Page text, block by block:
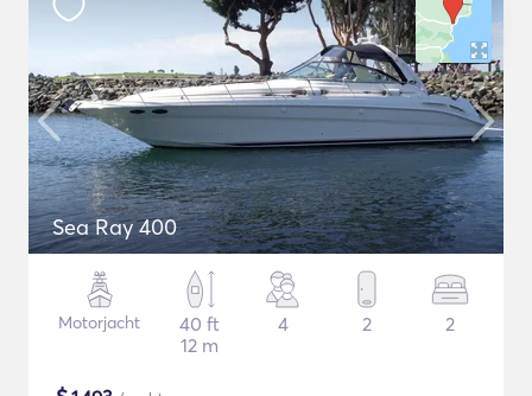
Sea Ray 400
Motorjacht
40 ft
12 m
4 2 2